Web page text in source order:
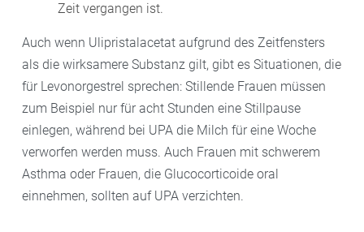
Zeit vergangen ist.
Auch wenn Ulipristalacetat aufgrund des Zeitfensters
als die wirksamere Substanz gilt, gibt es Situationen, die
für Levonorgestrel sprechen: Stillende Frauen müssen
zum Beispiel nur für acht Stunden eine Stillpause
einlegen, während bei UPA die Milch für eine Woche
verworfen werden muss. Auch Frauen mit schwerem
Asthma oder Frauen, die Glucocorticoide oral
einnehmen, sollten auf UPA verzichten.